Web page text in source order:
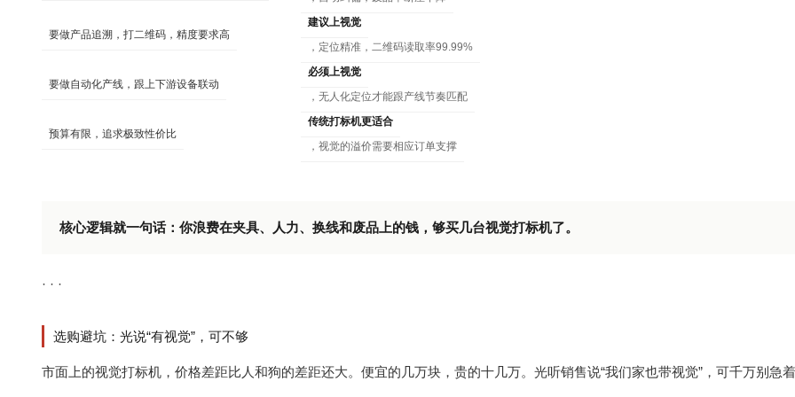
要做产品追溯，打二维码，精度要求高
建议上视觉
，定位精准，二维码读取率99.99%
要做自动化产线，跟上下游设备联动
必须上视觉
，无人化定位才能跟产线节奏匹配
预算有限，追求极致性价比
传统打标机更适合
，视觉的溢价需要相应订单支撑
核心逻辑就一句话：你浪费在夹具、人力、换线和废品上的钱，够买几台视觉打标机了。
· · ·
选购避坑：光说“有视觉”，可不够
市面上的视觉打标机，价格差距比人和狗的差距还大。便宜的几万块，贵的十几万。光听销售说“我们家也带视觉”，可千万别急